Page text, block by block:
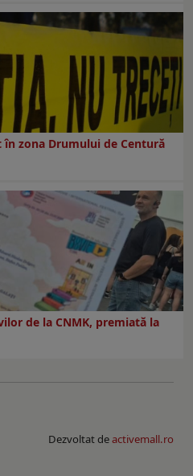
zona Drumului de Centură
de la CNMK, premiată la
Dezvoltat deactivemall.ro